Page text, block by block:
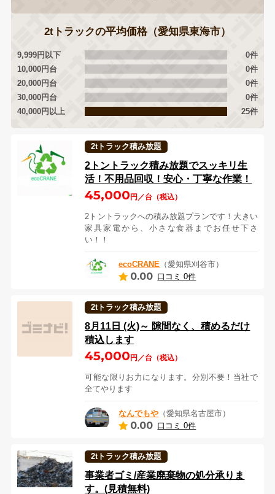
2tトラックの平均価格（愛知県東海市）
9,999円以下
0件
10,000円台
0件
20,000円台
0件
30,000円台
0件
40,000円以上
25件
2tトラック積み放題
2トントラック積み放題でスッキリ生
活！不用品回収！安心・丁寧な作業！
45,000 円／台（税込）
2トントラックへの積み放題プランです！大きい
家具家電から、小さな食器までお任せ下さ
い！！
ecoCRANE （愛知県刈谷市）
0.00 口コミ 0件
2tトラック積み放題
8月11日 (火)～ 隙間なく、積めるだけ
積込します
45,000 円／台（税込）
可能な限りお力になります。分別不要！当社で
全てやります
なんでもや （愛知県名古屋市）
0.00 口コミ 0件
2tトラック積み放題
事業者ゴミ/産業廃棄物の処分承りま
す。(見積無料)